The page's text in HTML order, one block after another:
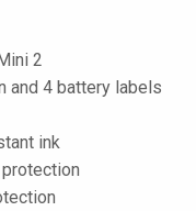
2
and 4 battery labels
ink